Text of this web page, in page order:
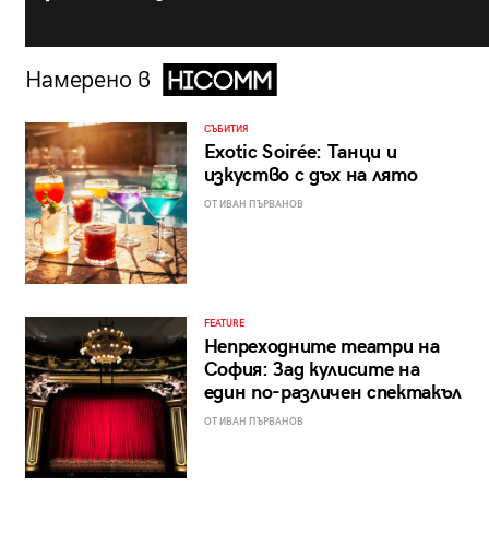
Намерено в
СЪБИТИЯ
Exotic Soirée: Танци и
изкуство с дъх на лято
ОТ ИВАН ПЪРВАНОВ
FEATURE
Непреходните театри на
София: Зад кулисите на
един по-различен спектакъл
ОТ ИВАН ПЪРВАНОВ